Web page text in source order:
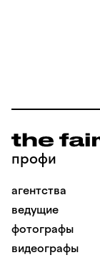
профи
агентства
ведущие
фотографы
видеографы